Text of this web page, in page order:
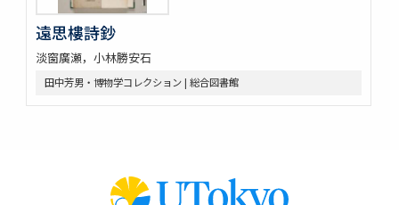
遠思樓詩鈔
淡窗廣瀬，小林勝安石
田中芳男・博物学コレクション | 総合図書館